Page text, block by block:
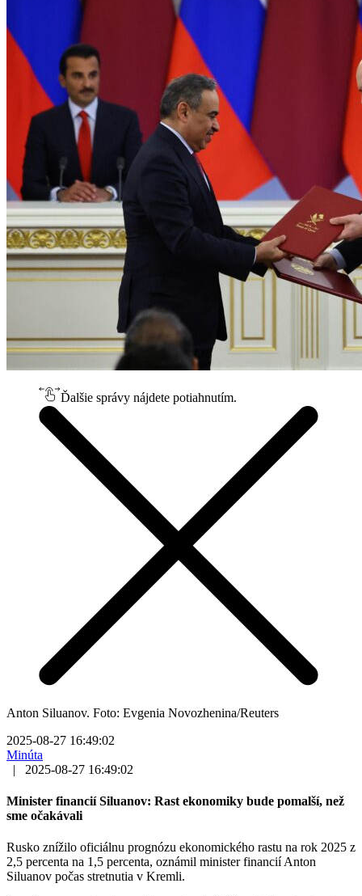
Ďalšie správy nájdete potiahnutím.
Anton Siluanov. Foto: Evgenia Novozhenina/Reuters
2025-08-27 16:49:02
Minúta
|
2025-08-27 16:49:02
Minister financií Siluanov: Rast ekonomiky bude pomalší, než
sme očakávali
Rusko znížilo oficiálnu prognózu ekonomického rastu na rok 2025 z
2,5 percenta na 1,5 percenta, oznámil minister financií Anton
Siluanov počas stretnutia v Kremli.